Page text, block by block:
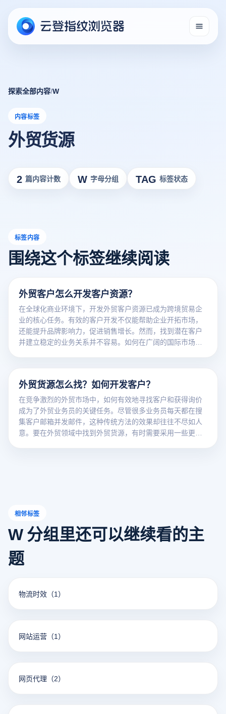
探索全部内容/W
内容标签
外贸货源
2 篇内容计数 W 字母分组 TAG 标签状态
标签内容
围绕这个标签继续阅读
外贸客户怎么开发客户资源？
在全球化商业环境下，开发外贸客户资源已成为跨境贸易企
业的核心任务。有效的客户开发不仅能帮助企业开拓市场，
还能提升品牌影响力，促进销售增长。然而，找到潜在客户
并建立稳定的业务关系并不容易。如何在广阔的国际市场中
外贸货源怎么找？如何开发客户？
在竞争激烈的外贸市场中，如何有效地寻找客户和获得询价
成为了外贸业务员的关键任务。尽管很多业务员每天都在搜
集客户邮箱并发邮件，这种传统方法的效果却往往不尽如人
意。要在外贸领域中找到外贸货源，有时需要采用一些更为
相邻标签
W 分组里还可以继续看的主
题
物流时效 （1）
网站运营 （1）
网页代理 （2）